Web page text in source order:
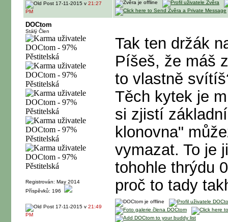
17-11-2015 v 21:27
PM
DOCtom
Stálý Člen
Registrován: May 2014
Příspěvků: 196
Tak ten držák
Píšeš, že máš
to vlastně
Těch kytek je
si zjistí
klonovna"
vymazat. To je
tohohle thrýdu
proč to tady
17-11-2015 v 21:49
PM